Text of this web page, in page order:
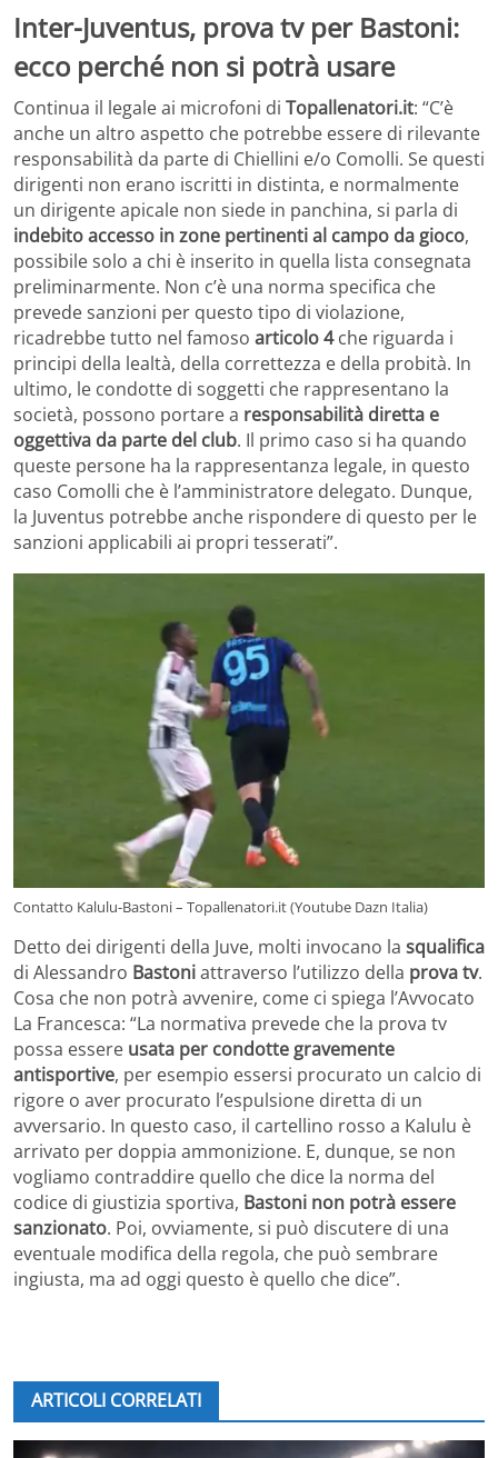
Inter-Juventus, prova tv per Bastoni:
ecco perché non si potrà usare
Continua il legale ai microfoni di Topallenatori.it: “C’è
anche un altro aspetto che potrebbe essere di rilevante
responsabilità da parte di Chiellini e/o Comolli. Se questi
dirigenti non erano iscritti in distinta, e normalmente
un dirigente apicale non siede in panchina, si parla di
indebito accesso in zone pertinenti al campo da gioco,
possibile solo a chi è inserito in quella lista consegnata
preliminarmente. Non c’è una norma specifica che
prevede sanzioni per questo tipo di violazione,
ricadrebbe tutto nel famoso articolo 4che riguarda i
principi della lealtà, della correttezza e della probità. In
ultimo, le condotte di soggetti che rappresentano la
società, possono portare a responsabilità diretta e
oggettiva da parte del club. Il primo caso si ha quando
queste persone ha la rappresentanza legale, in questo
caso Comolli che è l’amministratore delegato. Dunque,
la Juventus potrebbe anche rispondere di questo per le
sanzioni applicabili ai propri tesserati”.
Contatto Kalulu-Bastoni – Topallenatori.it (Youtube Dazn Italia)
Detto dei dirigenti della Juve, molti invocano la squalifica
di Alessandro Bastoniattraverso l’utilizzo della prova tv.
Cosa che non potrà avvenire, come ci spiega l’Avvocato
La Francesca: “La normativa prevede che la prova tv
possa essere usata per condotte gravemente
antisportive, per esempio essersi procurato un calcio di
rigore o aver procurato l’espulsione diretta di un
avversario. In questo caso, il cartellino rosso a Kalulu è
arrivato per doppia ammonizione. E, dunque, se non
vogliamo contraddire quello che dice la norma del
codice di giustizia sportiva, Bastoni non potrà essere
sanzionato. Poi, ovviamente, si può discutere di una
eventuale modifica della regola, che può sembrare
ingiusta, ma ad oggi questo è quello che dice”.
ARTICOLI CORRELATI